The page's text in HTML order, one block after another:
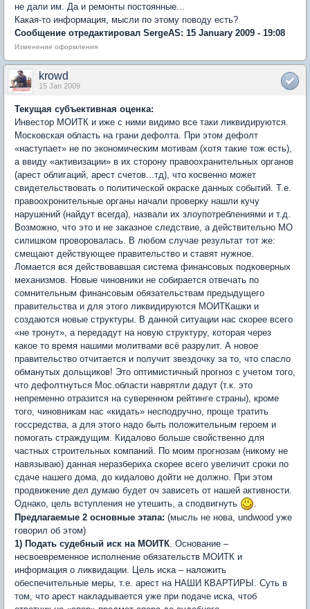
не дали им. Да и ремонты постоянные...
Какая-то информация, мысли по этому поводу есть?
Сообщение отредактировал SergeAS: 15 January 2009 - 19:08
Изменение оформления
krowd
15 Jan 2009
Текущая субъективная оценка:
Инвестор МОИТК и иже с ними видимо все таки ликвидируются.
Московская область на грани дефолта. При этом дефолт
«наступает» не по экономическим мотивам (хотя такие тож есть),
а ввиду «активизации» в их сторону правоохранительных органов
(арест облигаций, арест счетов...тд), что косвенно может
свидетельствовать о политической окраске данных событий. Т.е.
правоохронительные органы начали проверку нашли кучу
нарушений (найдут всегда), назвали их злоупотреблениями и т.д.
Возможно, что это и не заказное следствие, а действительно МО
силишком проворовалась. В любом случае результат тот же:
смещают действующее правительство и ставят нужное.
Ломается вся действовавшая система финансовых подковерных
механизмов. Новые чиновники не собирается отвечать по
сомнительным финансовым обязательствам предыдущего
правительства и для этого ликвидируются МОИТКашки и
создаются новые структуры. В данной ситуации нас скорее всего
«не тронут», а передадут на новую структуру, которая через
какое то время нашими молитвами всё разрулит. А новое
правительство отчитается и получит звездочку за то, что спасло
обманутых дольщиков! Это оптимистичный прогноз с учетом того,
что дефолтнуться Мос.области наврятли дадут (т.к. это
непременно отразится на суверенном рейтинге страны), кроме
того, чиновникам нас «кидать» несподручно, проще тратить
госсредства, а для этого надо быть положительным героем и
помогать страждущим. Кидалово больше свойственно для
частных строительных компаний. По моим прогнозам (никому не
навязываю) данная неразбериха скорее всего увеличит сроки по
сдаче нашего дома, до кидалово дойти не должно. При этом
продвижение дел думаю будет оч зависеть от нашей активности.
Однако, цель вступления не утешить, а сподвигнуть
Предлагаемые 2 основные этапа: (мысль не нова, undwood уже
говорил об этом)
1) Подать судебный иск на МОИТК. Основание –
несвоевременное исполнение обязательств МОИТК и
информация о ликвидации. Цель иска – наложить
обеспечительные меры, т.е. арест на НАШИ КВАРТИРЫ. Суть в
том, что арест накладывается уже при подаче иска, чтоб